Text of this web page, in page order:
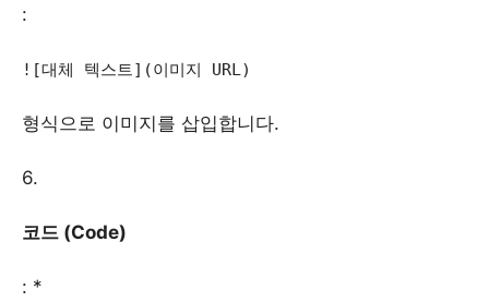
:
![대체 텍스트](이미지 URL)
형식으로 이미지를 삽입합니다.
6.
코드 (Code)
: *